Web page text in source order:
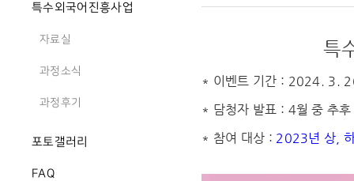
특수외국어진흥사업
자료실
과정소식
과정후기
포토갤러리
FAQ
특
* 이벤트 기간 : 2024. 3.
* 담청자 발표 : 4월 중 추후
* 참여 대상 : 2023년 상,